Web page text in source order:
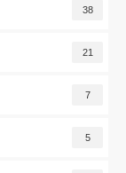
38
21
7
5